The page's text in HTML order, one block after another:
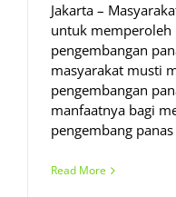
Jakarta –
untuk memperoleh
pengembangan
masyarakat musti
pengembangan
manfaatnya bagi
pengembang
Read More